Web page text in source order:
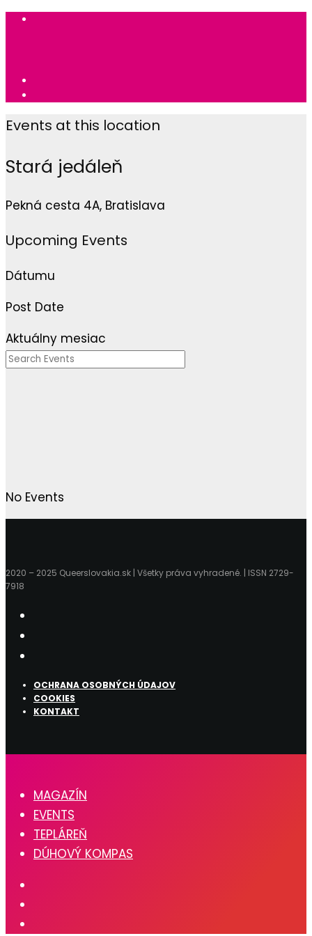
Events at this location
Stará jedáleň
Pekná cesta 4A, Bratislava
Upcoming Events
Dátumu
Post Date
Aktuálny mesiac
No Events
2020 – 2025 Queerslovakia.sk | Všetky práva vyhradené. | ISSN 2729-
7918
OCHRANA OSOBNÝCH ÚDAJOV
COOKIES
KONTAKT
MAGAZÍN
EVENTS
TEPLÁREŇ
DÚHOVÝ KOMPAS